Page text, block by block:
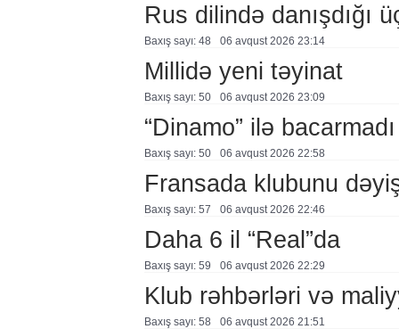
Rus dilində danışdığı
Baxış sayı: 48 06 avqust 2026 23:14
Millidə yeni təyinat
Baxış sayı: 50 06 avqust 2026 23:09
“Dinamo” ilə bacarmadı
Baxış sayı: 50 06 avqust 2026 22:58
Fransada klubunu
Baxış sayı: 57 06 avqust 2026 22:46
Daha 6 il “Real”da
Baxış sayı: 59 06 avqust 2026 22:29
Klub rəhbərləri və
Baxış sayı: 58 06 avqust 2026 21:51